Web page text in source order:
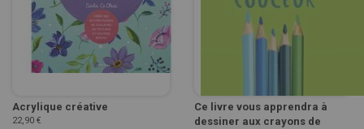
Acrylique créative
22,90 €
Ce livre vous apprendra à
dessiner aux crayons de